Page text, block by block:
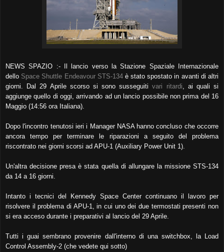
NEWS SPAZIO :- Il lancio verso la Stazione Spaziale Internazionale
dello Space Shuttle Endeavour STS-134è stato spostato in avanti di altri
giorni. Dal 29 Aprile scorso si sono susseguitivari ritardi , ai quali si
aggiunge quello di oggi, arrivando ad un lancio possibile non prima del 16
Maggio (14:56 ora Italiana).
Dopo l'incontro tenutosi ieri i Manager NASA hanno concluso che occorre
ancora tempo per terminare le riparazioni a seguito del problema
riscontrato nei giorni scorsi ad APU-1 (Auxiliary Power Unit 1).
Un'altra decisione presa è stata quella di allungare la missione STS-134
da 14 a 16 giorni.
Intanto i tecnici del Kennedy Space Center continuano il lavoro per
risolvere il problema di APU-1, in cui uno dei due termostati presenti non
si era acceso durante i preparativi al lancio del 29 Aprile.
Tutti i guai sembrano provenire dall'interno di una switchbox, la Load
Control Assembly-2 (che vedete qui sotto)